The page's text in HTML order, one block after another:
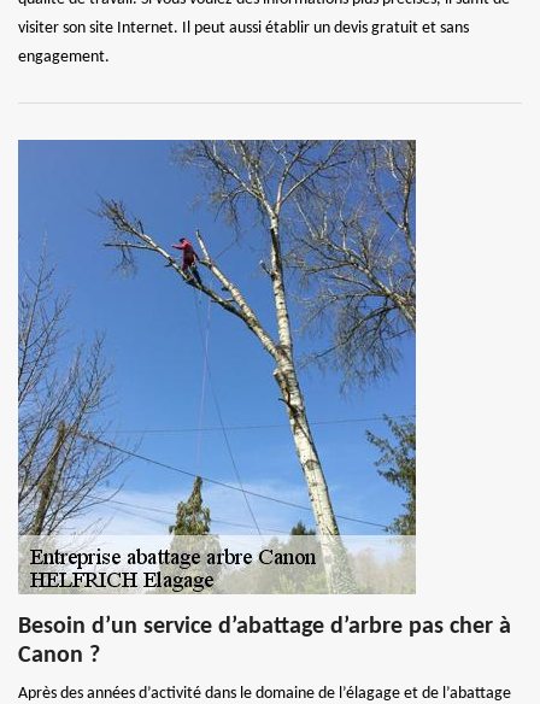
visiter son site Internet. Il peut aussi établir un devis gratuit et sans
engagement.
Besoin d’un service d’abattage d’arbre pas cher à
Canon ?
Après des années d’activité dans le domaine de l’élagage et de l’abattage